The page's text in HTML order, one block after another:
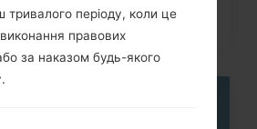
тривалого періоду, коли це
правових
за наказом будь-якого